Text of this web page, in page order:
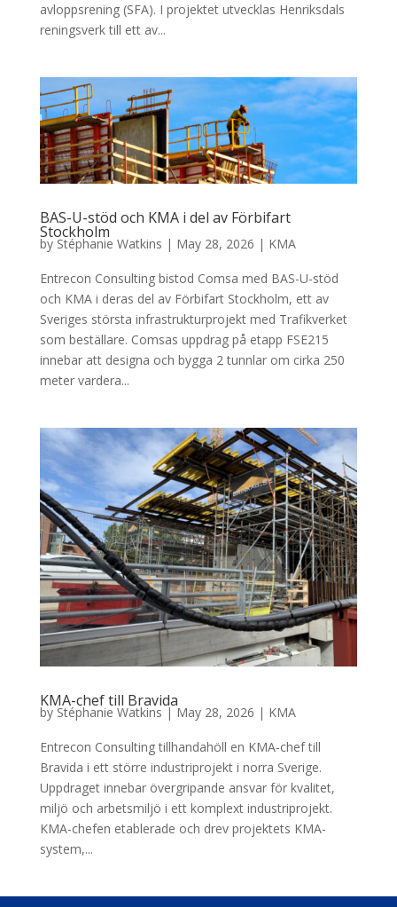
avloppsrening (SFA). I projektet utvecklas Henriksdals
reningsverk till ett av...
BAS-U-stöd och KMA i del av Förbifart
Stockholm
by Stéphanie Watkins | May 28, 2026 | KMA
Entrecon Consulting bistod Comsa med BAS-U-stöd
och KMA i deras del av Förbifart Stockholm, ett av
Sveriges största infrastrukturprojekt med Trafikverket
som beställare. Comsas uppdrag på etapp FSE215
innebar att designa och bygga 2 tunnlar om cirka 250
meter vardera...
KMA-chef till Bravida
by Stéphanie Watkins | May 28, 2026 | KMA
Entrecon Consulting tillhandahöll en KMA-chef till
Bravida i ett större industriprojekt i norra Sverige.
Uppdraget innebar övergripande ansvar för kvalitet,
miljö och arbetsmiljö i ett komplext industriprojekt.
KMA-chefen etablerade och drev projektets KMA-
system,...